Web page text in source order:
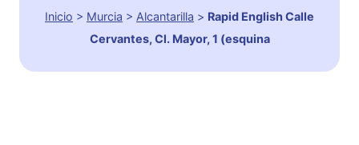
Inicio > Murcia > Alcantarilla > Rapid English Calle
Cervantes, Cl. Mayor, 1 (esquina